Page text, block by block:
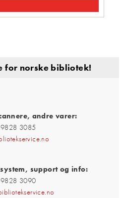
for norske bibliotek!
andre varer:
3085
support og info:
3090